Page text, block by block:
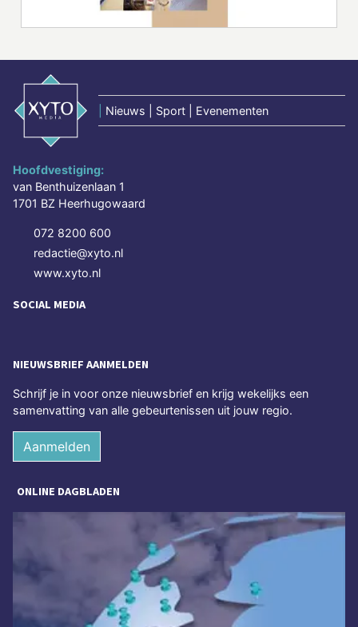
Nieuws | Sport | Evenementen
Hoofdvestiging:
van Benthuizenlaan 1
1701 BZ Heerhugowaard
072 8200 600
redactie@xyto.nl
www.xyto.nl
SOCIAL MEDIA
NIEUWSBRIEF AANMELDEN
Schrijf je in voor onze nieuwsbrief en krijg wekelijks een
samenvatting van alle gebeurtenissen uit jouw regio.
Aanmelden
ONLINE DAGBLADEN